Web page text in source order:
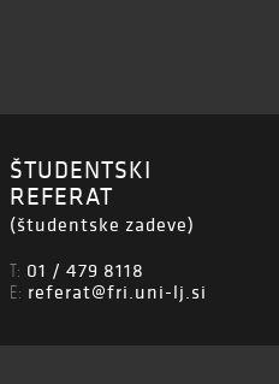
ŠTUDENTSKI
REFERAT
(študentske zadeve)
T: 01 / 479 8118
E: referat@fri.uni-lj.si